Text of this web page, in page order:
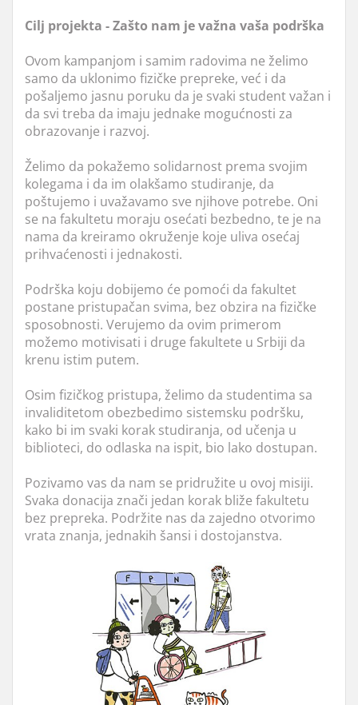
Cilj projekta - Zašto nam je važna vaša podrška
Ovom kampanjom i samim radovima ne želimo
samo da uklonimo fizičke prepreke, već i da
pošaljemo jasnu poruku da je svaki student važan i
da svi treba da imaju jednake mogućnosti za
obrazovanje i razvoj.
Želimo da pokažemo solidarnost prema svojim
kolegama i da im olakšamo studiranje, da
poštujemo i uvažavamo sve njihove potrebe. Oni
se na fakultetu moraju osećati bezbedno, te je na
nama da kreiramo okruženje koje uliva osećaj
prihvaćenosti i jednakosti.
Podrška koju dobijemo će pomoći da fakultet
postane pristupačan svima, bez obzira na fizičke
sposobnosti. Verujemo da ovim primerom
možemo motivisati i druge fakultete u Srbiji da
krenu istim putem.
Osim fizičkog pristupa, želimo da studentima sa
invaliditetom obezbedimo sistemsku podršku,
kako bi im svaki korak studiranja, od učenja u
biblioteci, do odlaska na ispit, bio lako dostupan.
Pozivamo vas da nam se pridružite u ovoj misiji.
Svaka donacija znači jedan korak bliže fakultetu
bez prepreka. Podržite nas da zajedno otvorimo
vrata znanja, jednakih šansi i dostojanstva.